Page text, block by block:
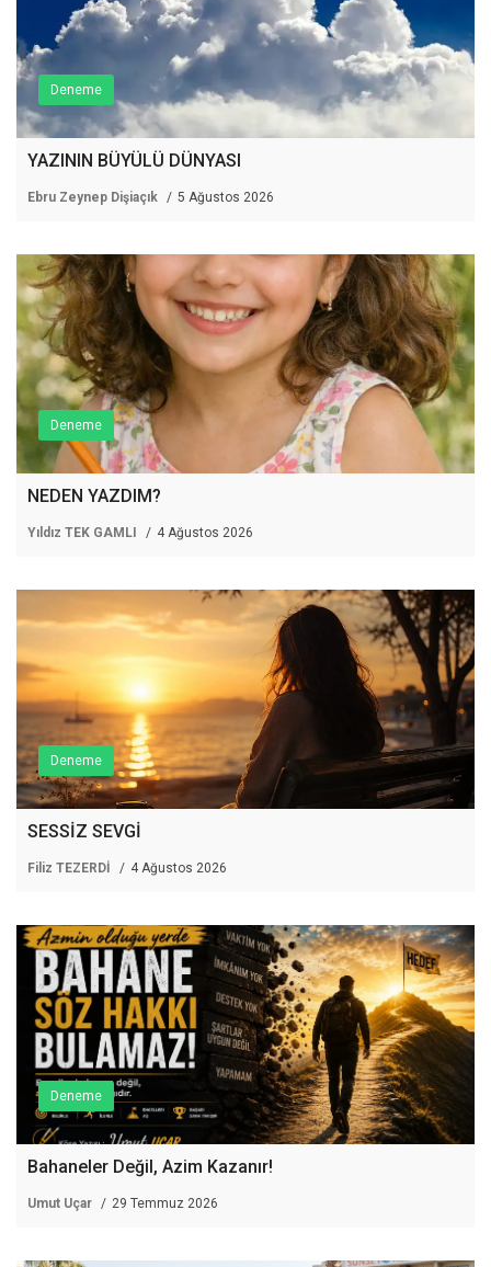
Deneme
YAZININ BÜYÜLÜ DÜNYASI
Ebru Zeynep Dişiaçık 5 Ağustos 2026
Deneme
NEDEN YAZDIM?
Yıldız TEK GAMLI 4 Ağustos 2026
Deneme
SESSİZ SEVGİ
Filiz TEZERDİ 4 Ağustos 2026
Deneme
Bahaneler Değil, Azim Kazanır!
Umut Uçar 29 Temmuz 2026